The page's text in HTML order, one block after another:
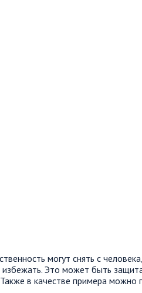
могут снять с
Это может быть
в качестве примера можно